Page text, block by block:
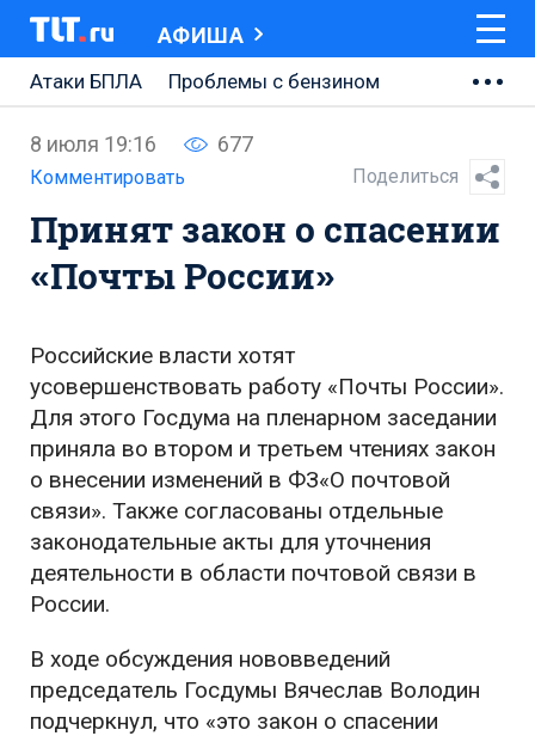
АФИША
Атаки БПЛА
Проблемы с бензином
Ремонт Центральной площади
Ремонт Обводного шоссе
Набережная Тольятти
8 июля 19:16 677
Комментировать Поделиться
Принят закон о спасении
«Почты России»
Российские власти хотят
усовершенствовать работу «Почты России».
Для этого Госдума на пленарном заседании
приняла во втором и третьем чтениях закон
о внесении изменений в ФЗ«О почтовой
связи». Также согласованы отдельные
законодательные акты для уточнения
деятельности в области почтовой связи в
России.
В ходе обсуждения нововведений
председатель Госдумы Вячеслав Володин
подчеркнул, что «это закон о спасении